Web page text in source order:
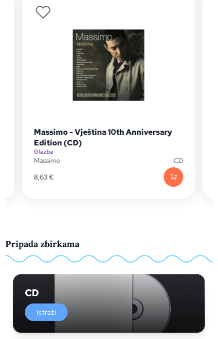
Massimo - Vještina 10th Anniversary
Edition (CD)
Glazba
Massimo
CD
8,63€
Pripada zbirkama
CD
Istraži